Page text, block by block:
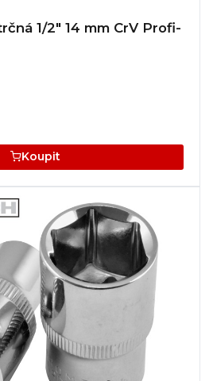
1/2" 14 mm CrV Profi-
Koupit